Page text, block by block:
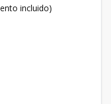
incluido)